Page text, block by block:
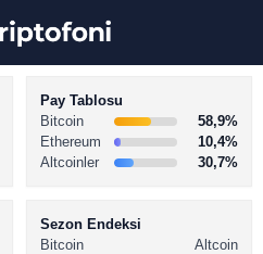
Pay Tablosu
Bitcoin
58,9%
Ethereum
10,4%
Altcoinler
30,7%
Sezon Endeksi
Bitcoin
Altcoin